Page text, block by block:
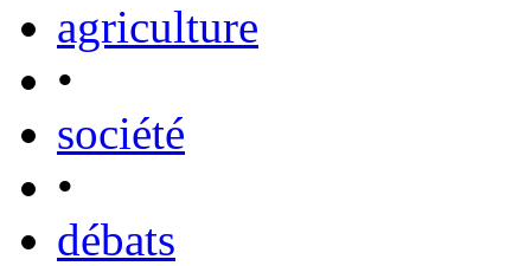
agriculture
•
société
•
débats